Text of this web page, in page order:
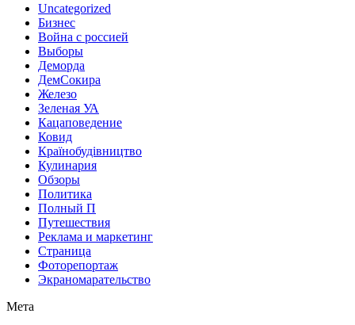
Uncategorized
Бизнес
Война с россией
Выборы
Деморда
ДемСокира
Железо
Зеленая УА
Кацаповедение
Ковид
Країнобудівництво
Кулинария
Обзоры
Политика
Полный П
Путешествия
Реклама и маркетинг
Страница
Фоторепортаж
Экраномарательство
Мета